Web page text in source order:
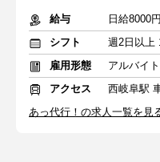
給与
日給8000
シフト
雇用形態
アルバイ
アクセス
西岐阜駅
あっ代行！の求人一覧を見